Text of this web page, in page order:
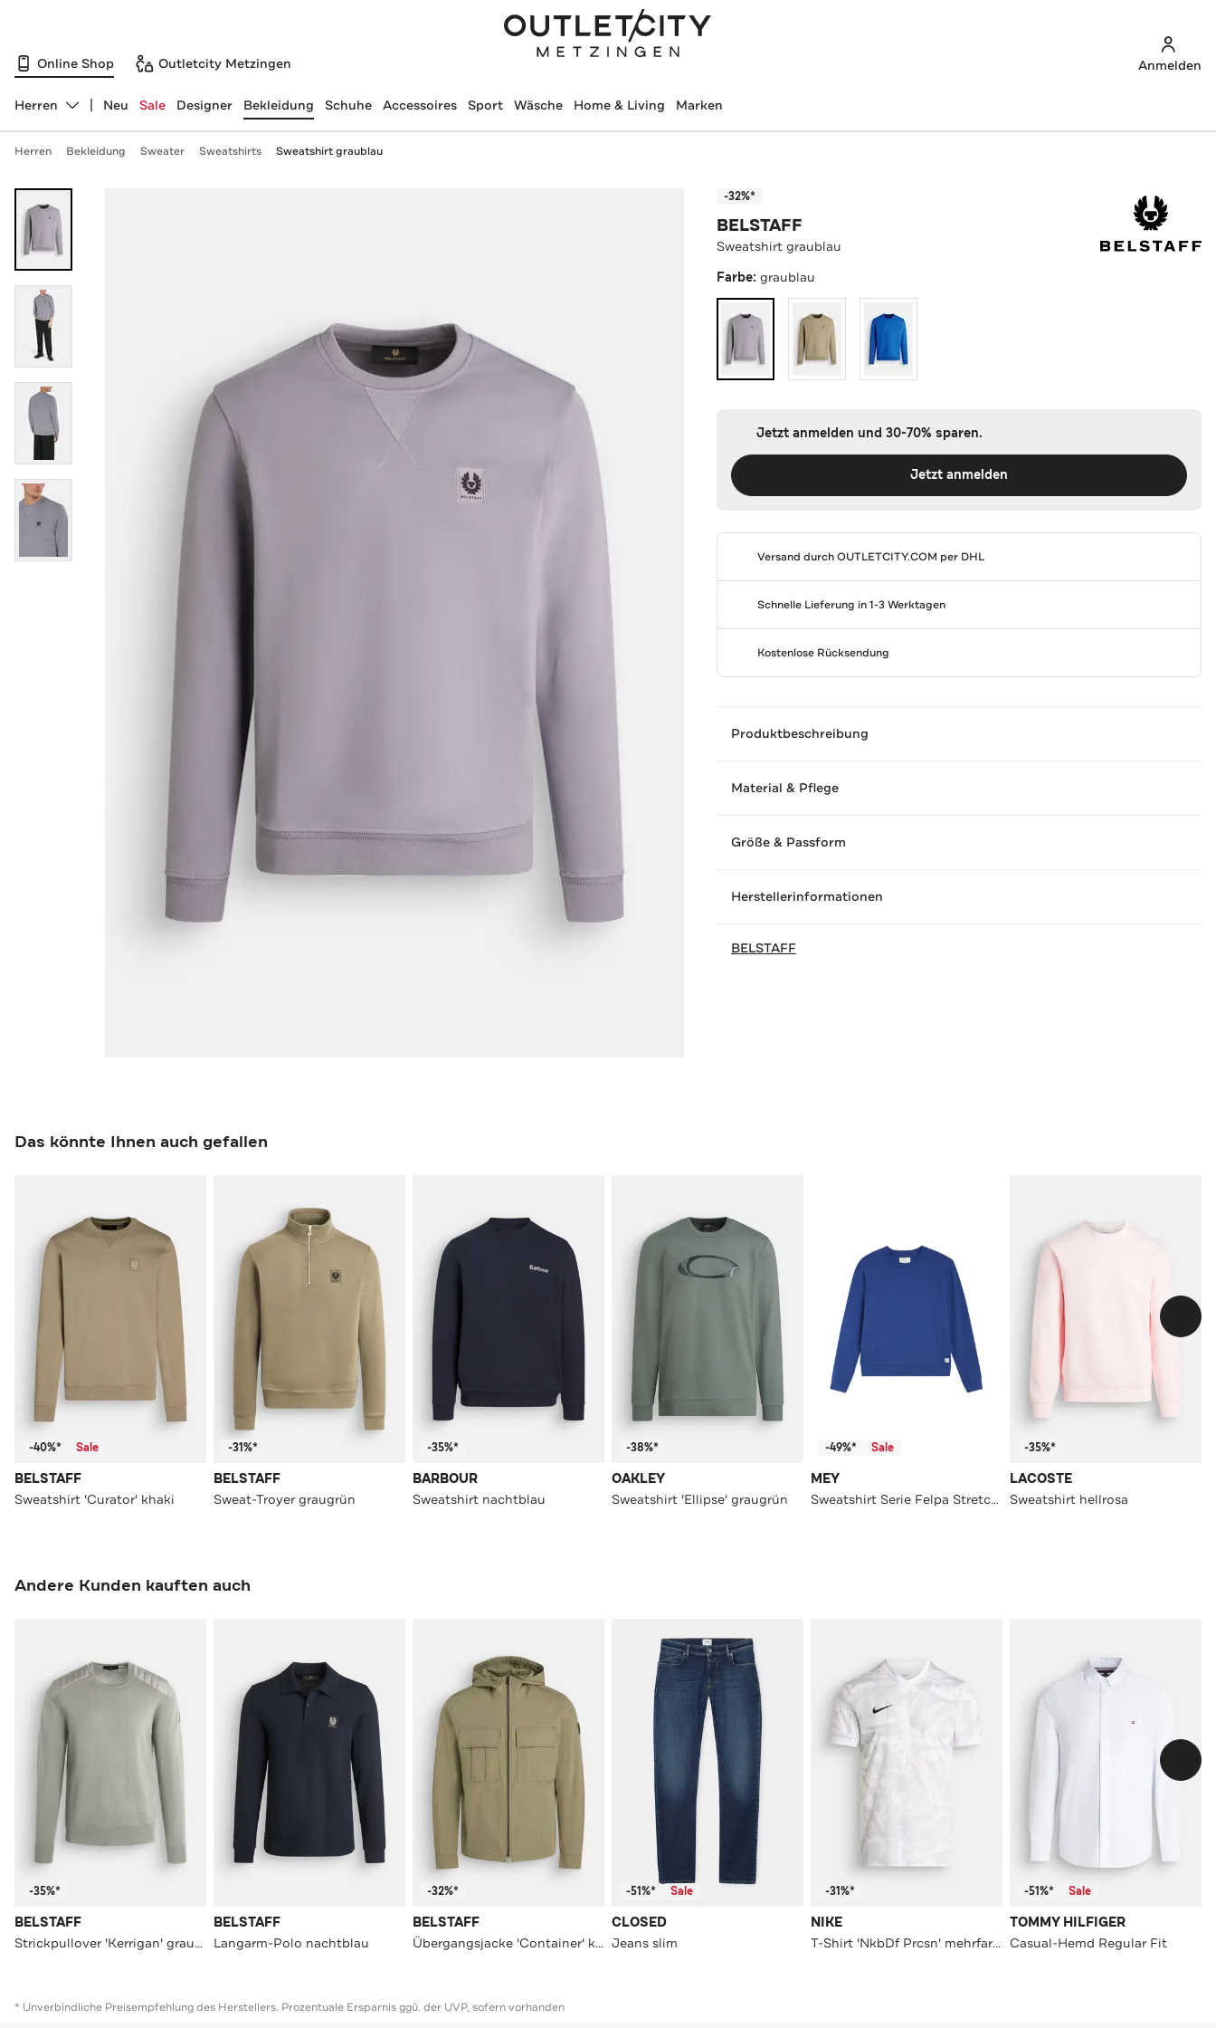
Online Shop Outletcity Metzingen Anmelden
Abteilung ändern, ausgewählt:
Herren Neu Sale Designer Bekleidung Schuhe Accessoires Sport Wäsche Home & Living Marken
Herren Bekleidung Sweater Sweatshirts Sweatshirt graublau
-32%*
BELSTAFF
Sweatshirt graublau
Farbe:graublau
Jetzt anmelden und 30-70% sparen.
Jetzt anmelden
Versand durchOUTLETCITY.COM per DHL
Schnelle Lieferung in 1-3 Werktagen
Kostenlose Rücksendung
Produktbeschreibung
Material & Pflege
Größe & Passform
Herstellerinformationen
BELSTAFF
Das könnte Ihnen auch gefallen
-40%* Sale
BELSTAFF
Sweatshirt 'Curator' khaki
-31%*
BELSTAFF
Sweat-Troyer graugrün
-35%*
BARBOUR
Sweatshirt nachtblau
-38%*
OAKLEY
Sweatshirt 'Ellipse' graugrün
-49%* Sale
MEY
Sweatshirt Serie Felpa Stretch Saltwater
-35%*
LACOSTE
Sweatshirt hellrosa
Andere Kunden kauften auch
-35%*
BELSTAFF
Strickpullover 'Kerrigan' graugrün
BELSTAFF
Langarm-Polo nachtblau
-32%*
BELSTAFF
Übergangsjacke 'Container' khaki
-51%* Sale
CLOSED
Jeans slim
-31%*
NIKE
T-Shirt 'NkbDf Prcsn' mehrfarbig
-51%* Sale
TOMMY HILFIGER
Casual-Hemd Regular Fit
* Unverbindliche Preisempfehlung des Herstellers. Prozentuale Ersparnis ggü. der UVP, sofern vorhanden